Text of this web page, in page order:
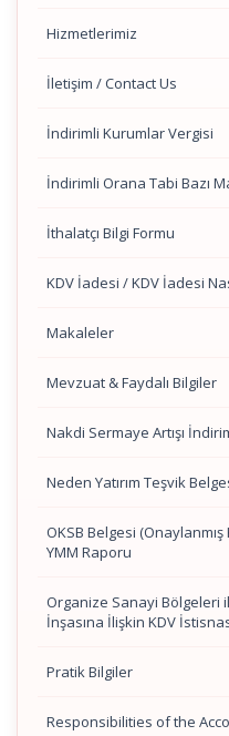
Hizmetlerimiz
İletişim / Contact Us
İndirimli Kurumlar Vergisi
İndirimli Orana Tabi Bazı
İthalatçı Bilgi Formu
KDV İadesi / KDV İadesi
Makaleler
Mevzuat & Faydalı Bilgiler
Nakdi Sermaye Artışı
Neden Yatırım Teşvik
OKSB Belgesi
YMM Raporu
Organize Sanayi Bölgeleri
İnşasına İlişkin KDV
Pratik Bilgiler
Responsibilities of the